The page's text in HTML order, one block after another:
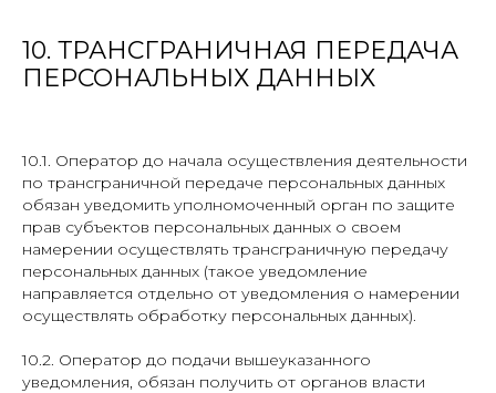
10. ТРАНСГРАНИЧНАЯ ПЕРЕДАЧА
ПЕРСОНАЛЬНЫХ ДАННЫХ
10.1. Оператор до начала осуществления деятельности
по трансграничной передаче персональных данных
обязан уведомить уполномоченный орган по защите
прав субъектов персональных данных о своем
намерении осуществлять трансграничную передачу
персональных данных (такое уведомление
направляется отдельно от уведомления о намерении
осуществлять обработку персональных данных).
10.2. Оператор до подачи вышеуказанного
уведомления, обязан получить от органов власти